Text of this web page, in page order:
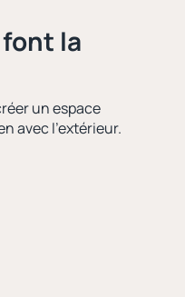
la
un espace
avec l’extérieur.